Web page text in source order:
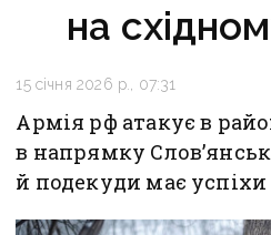
на
15 січня 2026 р., 07:31
Армія рф атакує в
в напрямку
й подекуди має успіхи